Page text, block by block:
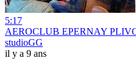
5:17
AEROCLUB EPERNAY
studioGG
il y a 9 ans